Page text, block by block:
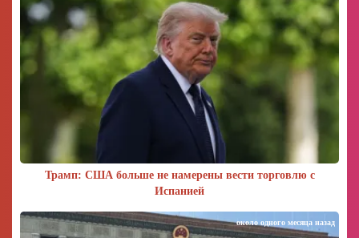
Трамп: США больше не намерены вести торговлю с
Испанией
около одного месяца назад